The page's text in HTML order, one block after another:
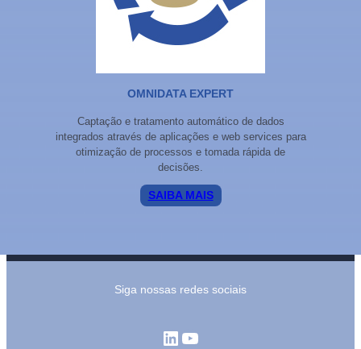
OMNIDATA EXPERT
Captação e tratamento automático de dados
integrados através de aplicações e web services para
otimização de processos e tomada rápida de
decisões.
SAIBA MAIS
Siga nossas redes sociais
LinkedIn
Youtube